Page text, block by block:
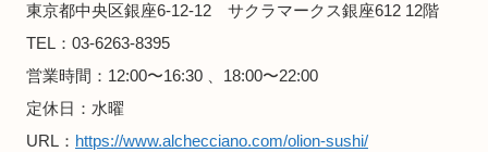
東京都中央区銀座6-12-12 サクラマークス銀座612 12階
TEL：03-6263-8395
営業時間：12:00〜16:30 、18:00〜22:00
定休日：水曜
URL： https://www.alchecciano.com/olion-sushi/